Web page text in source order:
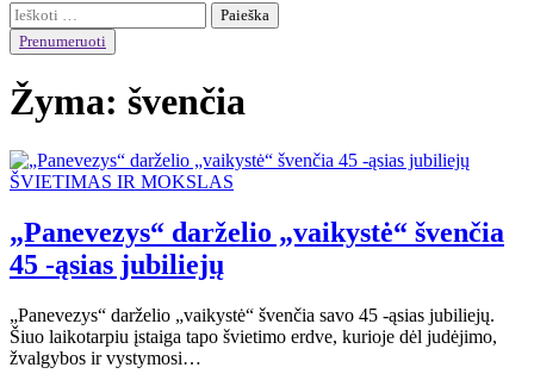
Ieškoti:
Prenumeruoti
Žyma: švenčia
ŠVIETIMAS IR MOKSLAS
„Panevezys“ darželio „vaikystė“ švenčia
45 -ąsias jubiliejų
„Panevezys“ darželio „vaikystė“ švenčia savo 45 -ąsias jubiliejų.
Šiuo laikotarpiu įstaiga tapo švietimo erdve, kurioje dėl judėjimo,
žvalgybos ir vystymosi…